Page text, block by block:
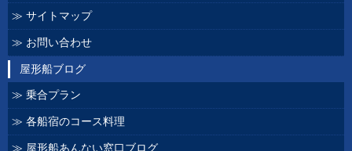
サイトマップ
お問い合わせ
屋形船ブログ
乗合プラン
各船宿のコース料理
屋形船あんない窓口ブログ